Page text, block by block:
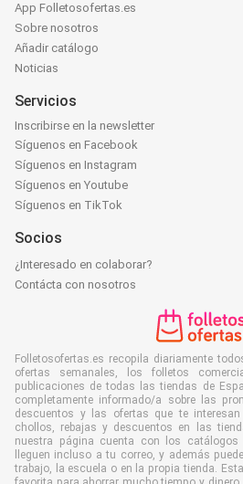
App Folletosofertas.es
Sobre nosotros
Añadir catálogo
Noticias
Servicios
Inscribirse en la newsletter
Síguenos en Facebook
Síguenos en Instagram
Síguenos en Youtube
Síguenos en TikTok
Socios
¿Interesado en colaborar?
Contácta con nosotros
Folletosofertas.es recopila diariamente
ofertas semanales, los folletos
publicaciones de todas las tiendas de
completamente informado/a sobre las
descuentos y las ofertas que te
chollos, rebajas y descuentos en las
nuestra página cuenta con los
lleguen incluso a tu correo, y además
trabajo, la escuela o en la propia tienda.